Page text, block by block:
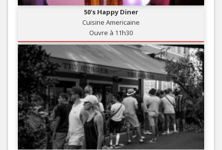
50's Happy Diner
Cuisine Americaine
Ouvre à 11h30